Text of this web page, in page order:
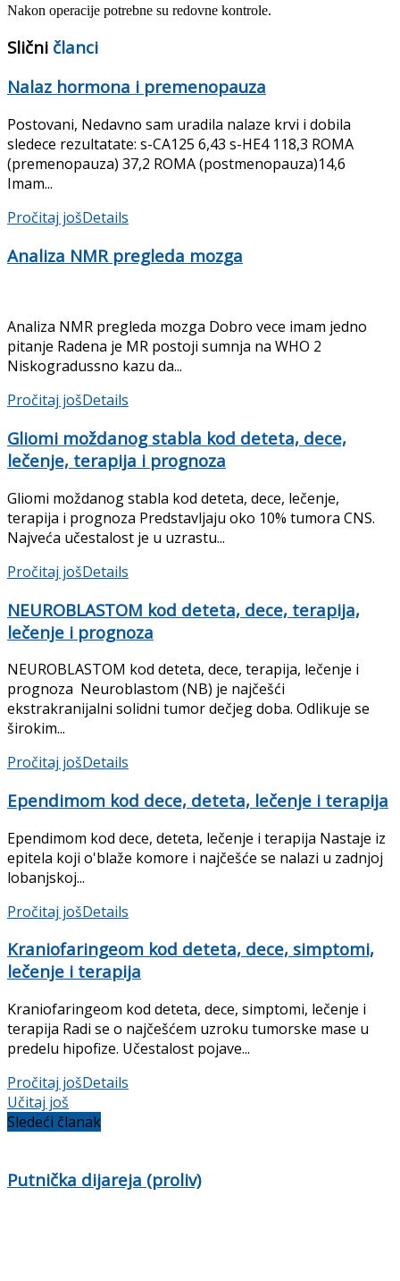
Nakon operacije potrebne su redovne kontrole.
Slični članci
Nalaz hormona i premenopauza
Postovani, Nedavno sam uradila nalaze krvi i dobila
sledece rezultatate: s-CA125 6,43 s-HE4 118,3 ROMA
(premenopauza) 37,2 ROMA (postmenopauza)14,6
Imam...
Pročitaj jošDetails
Analiza NMR pregleda mozga
Analiza NMR pregleda mozga Dobro vece imam jedno
pitanje Radena je MR postoji sumnja na WHO 2
Niskogradussno kazu da...
Pročitaj jošDetails
Gliomi moždanog stabla kod deteta, dece,
lečenje, terapija i prognoza
Gliomi moždanog stabla kod deteta, dece, lečenje,
terapija i prognoza Predstavljaju oko 10% tumora CNS.
Najveća učestalost je u uzrastu...
Pročitaj jošDetails
NEUROBLASTOM kod deteta, dece, terapija,
lečenje i prognoza
NEUROBLASTOM kod deteta, dece, terapija, lečenje i
prognoza Neuroblastom (NB) je najčešći
ekstrakranijalni solidni tumor dečjeg doba. Odlikuje se
širokim...
Pročitaj jošDetails
Ependimom kod dece, deteta, lečenje i terapija
Ependimom kod dece, deteta, lečenje i terapija Nastaje iz
epitela koji o'blaže komore i najčešće se nalazi u zadnjoj
lobanjskoj...
Pročitaj jošDetails
Kraniofaringeom kod deteta, dece, simptomi,
lečenje i terapija
Kraniofaringeom kod deteta, dece, simptomi, lečenje i
terapija Radi se o najčešćem uzroku tumorske mase u
predelu hipofize. Učestalost pojave...
Pročitaj jošDetails
Učitaj još
Sledeći članak
Putnička dijareja (proliv)